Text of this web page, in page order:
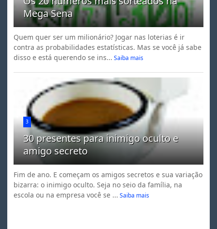
Mega Sena
Quem quer ser um milionário? Jogar nas loterias é ir
contra as probabilidades estatísticas. Mas se você já sabe
disso e está querendo se ins... Saiba mais
3
30 presentes para inimigo oculto e
amigo secreto
Fim de ano. E começam os amigos secretos e sua variação
bizarra: o inimigo oculto. Seja no seio da família, na
escola ou na empresa você se ... Saiba mais